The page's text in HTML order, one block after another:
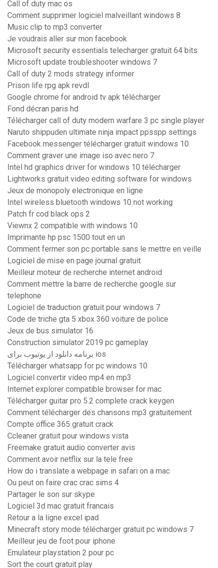
Call of duty mac os
Comment supprimer logiciel malveillant windows 8
Music clip to mp3 converter
Je voudrais aller sur mon facebook
Microsoft security essentials telecharger gratuit 64 bits
Microsoft update troubleshooter windows 7
Call of duty 2 mods strategy informer
Prison life rpg apk revdl
Google chrome for android tv apk télécharger
Fond décran paris hd
Télécharger call of duty modern warfare 3 pc single player
Naruto shippuden ultimate ninja impact ppsspp settings
Facebook messenger télécharger gratuit windows 10
Comment graver une image iso avec nero 7
Intel hd graphics driver for windows 10 télécharger
Lightworks gratuit video editing software for windows
Jeux de monopoly electronique en ligne
Intel wireless bluetooth windows 10 not working
Patch fr cod black ops 2
Viewnx 2 compatible with windows 10
Imprimante hp psc 1500 tout en un
Comment fermer son pc portable sans le mettre en veille
Logiciel de mise en page journal gratuit
Meilleur moteur de recherche internet android
Comment mettre la barre de recherche google sur
telephone
Logiciel de traduction gratuit pour windows 7
Code de triche gta 5 xbox 360 voiture de police
Jeux de bus simulator 16
Construction simulator 2019 pc gameplay
برنامه دانلود از یوتیوب برای ios
Télécharger whatsapp for pc windows 10
Logiciel convertir video mp4 en mp3
Internet explorer compatible browser for mac
Télécharger guitar pro 5.2 complete crack keygen
Comment télécharger des chansons mp3 gratuitement
Compte office 365 gratuit crack
Ccleaner gratuit pour windows vista
Freemake gratuit audio converter avis
Comment avoir netflix sur la tele free
How do i translate a webpage in safari on a mac
Ou peut on faire crac crac sims 4
Partager le son sur skype
Logiciel 3d mac gratuit francais
Retour a la ligne excel ipad
Minecraft story mode télécharger gratuit pc windows 7
Meilleur jeu de foot pour iphone
Emulateur playstation 2 pour pc
Sort the court gratuit play